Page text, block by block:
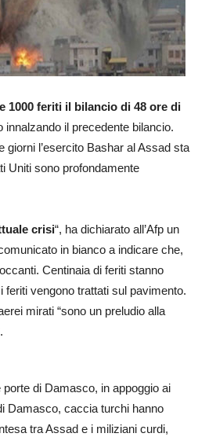
1000 feriti il bilancio di 48 ore di
innalzando il precedente bilancio.
l’esercito Bashar al Assad sta
Uniti sono profondamente
crisi“, ha dichiarato all’Afp un
in bianco a indicare che,
Centinaia di feriti stanno
vengono trattati sul pavimento.
mirati “sono un preludio alla
porte di Damasco, in appoggio ai
Damasco, caccia turchi hanno
tra Assad e i miliziani curdi,